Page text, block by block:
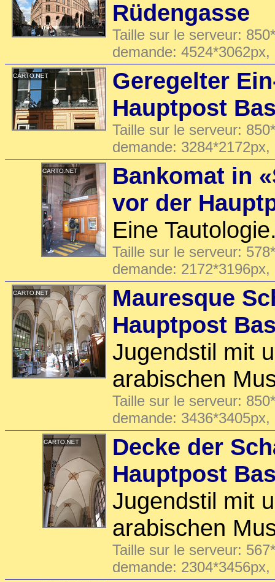
Rüdengasse
Taille sur le serveur:
demande:
Geregelter
Hauptpost
Taille sur le serveur:
demande:
Bankomat in
vor der
Eine
Taille sur le serveur:
demande:
Mauresque
Hauptpost
Jugendstil mit
arabischen
Taille sur le serveur:
demande:
Decke der
Hauptpost
Jugendstil mit
arabischen
Taille sur le serveur:
demande: